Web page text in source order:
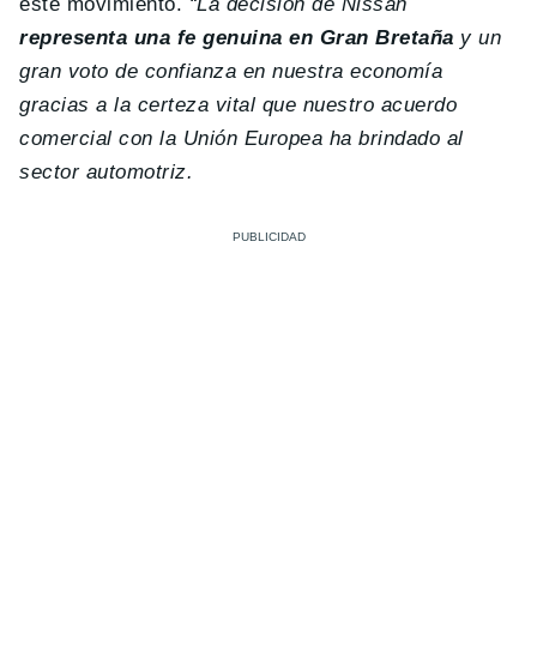
representa una fe genuina en Gran Bretaña y un
gran voto de confianza en nuestra economía
gracias a la certeza vital que nuestro acuerdo
comercial con la Unión Europea ha brindado al
sector automotriz.